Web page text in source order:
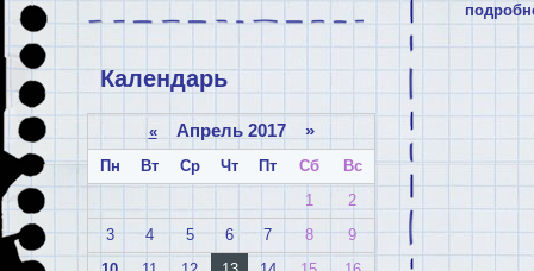
Календарь
«Апрель 2017 »
Пн Вт Ср Чт Пт Сб
Вс
1
2
3
4 5 6 7 8
9